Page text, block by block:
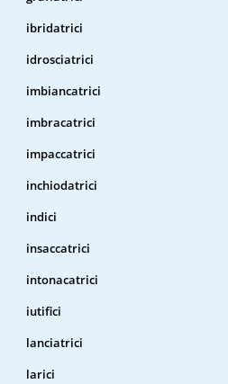
ibridatrici
idrosciatrici
imbiancatrici
imbracatrici
impaccatrici
inchiodatrici
indici
insaccatrici
intonacatrici
iutifici
lanciatrici
larici